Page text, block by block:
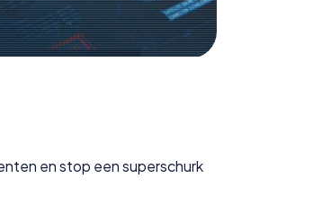
en stop een superschurk